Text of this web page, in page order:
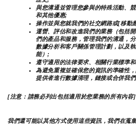
與您溝通並管理您參與的特殊活動、
和其他優惠;
操作並與您就我們的社交網路或[移動
運營、評估和改進我們的業務（包括
們的產品和服務，管理我們的溝通，
數據分析和客戶關係管理計劃，以及
能）;
遵守適用的法律要求、相關行業標準
為避免重複並確保您的資訊的準確性
提供者進行數據清理，鏈接或合併我們
[注意：請務必列出包括適用於您業務的所有內容]
我們還可能以其他方式使用這些資訊，我們在蒐